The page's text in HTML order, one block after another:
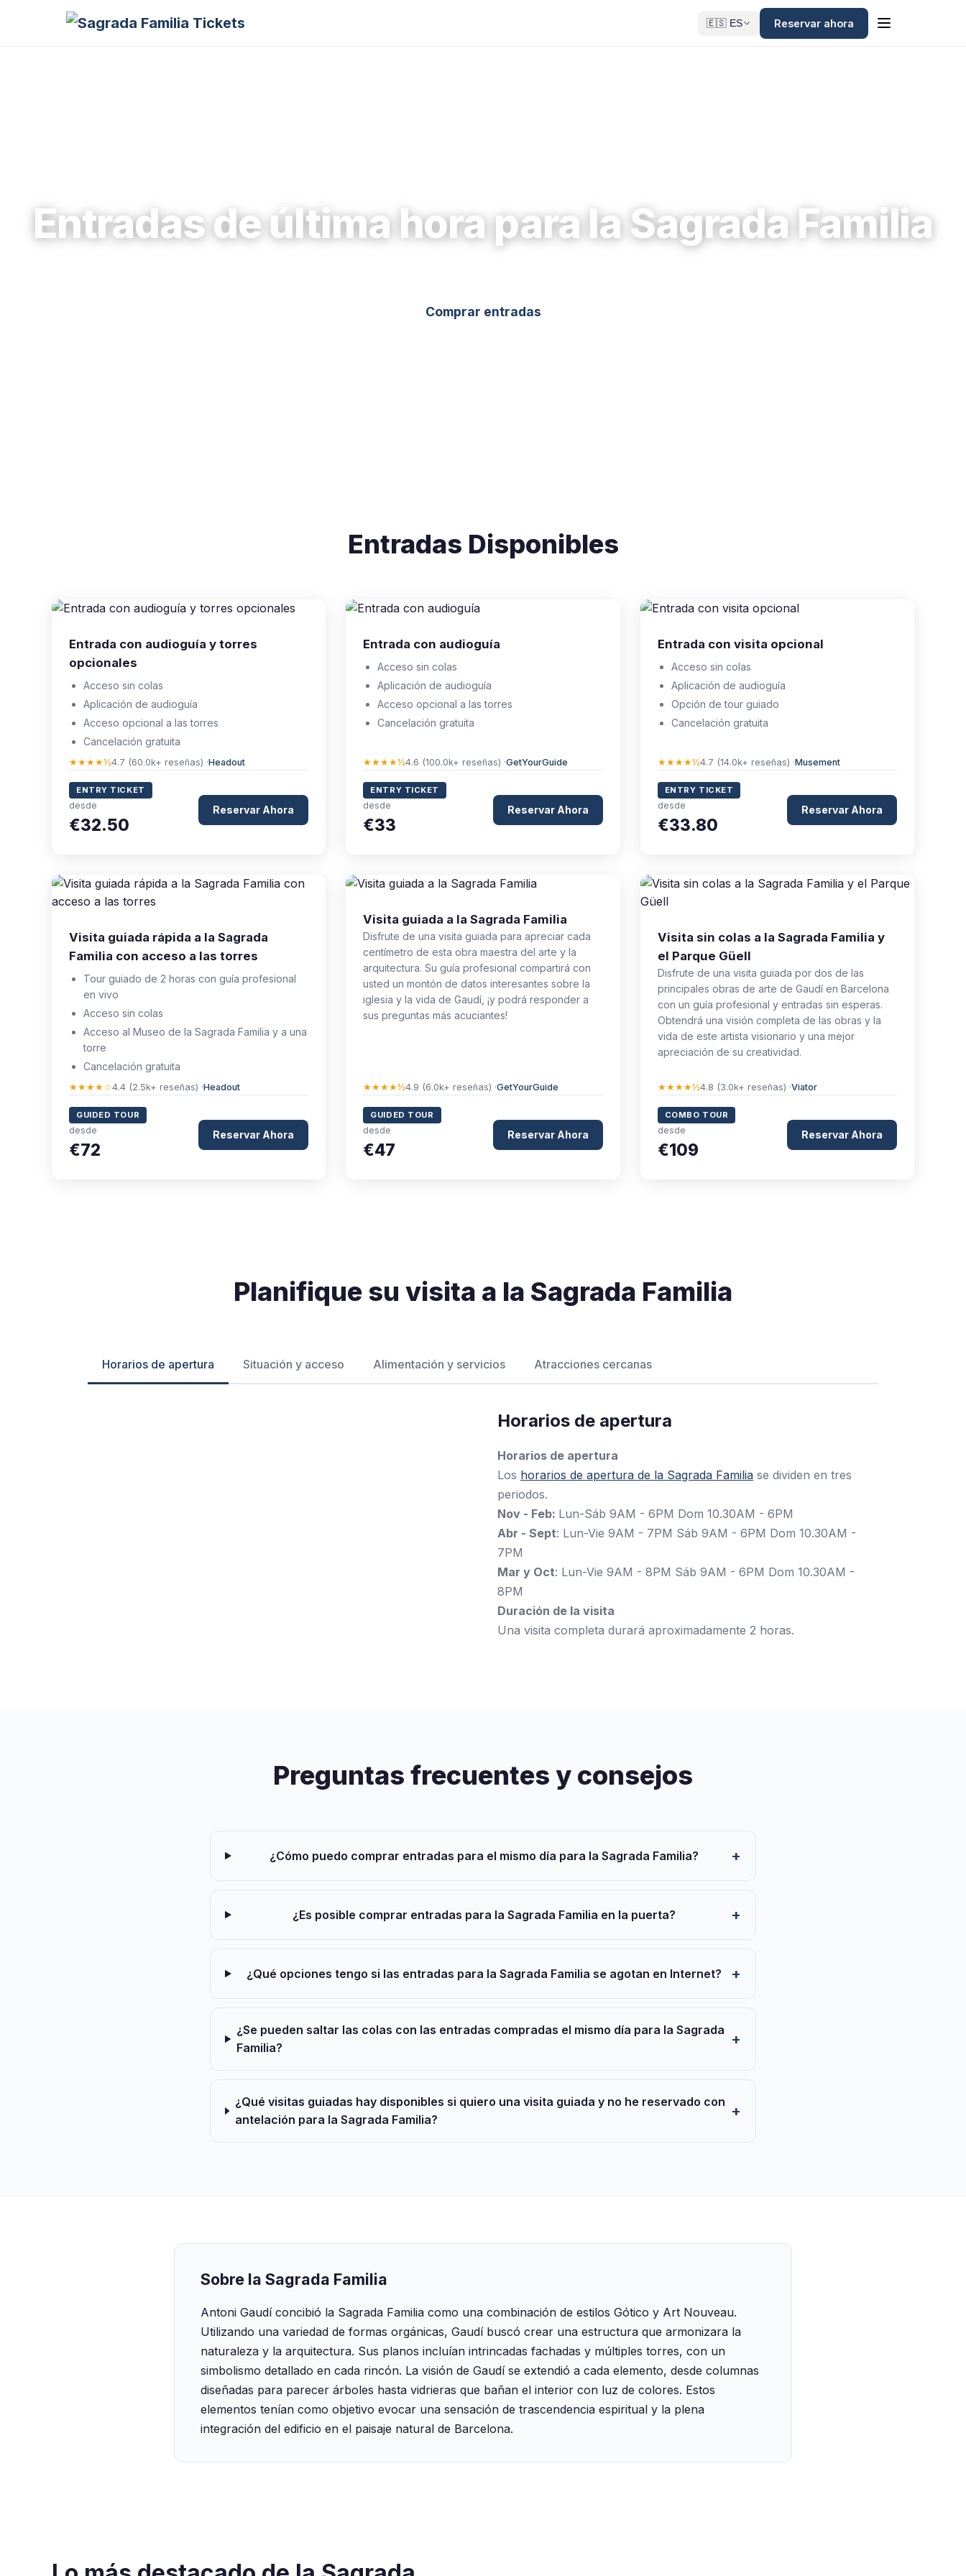
🇪🇸 ES Reservar ahora
Entradas de última hora para la Sagrada Familia
Comprar entradas
Entradas Disponibles
Entrada con audioguía y torres
opcionales
Acceso sin colas
Aplicación de audioguía
Acceso opcional a las torres
Cancelación gratuita
★★★★½4.7 (60.0k+ reseñas) ·Headout
ENTRY TICKET
desde
€32.50
Reservar Ahora
Entrada con audioguía
Acceso sin colas
Aplicación de audioguía
Acceso opcional a las torres
Cancelación gratuita
★★★★½4.6 (100.0k+ reseñas) ·GetYourGuide
ENTRY TICKET
desde
€33
Reservar Ahora
Entrada con visita opcional
Acceso sin colas
Aplicación de audioguía
Opción de tour guiado
Cancelación gratuita
★★★★½4.7 (14.0k+ reseñas) ·Musement
ENTRY TICKET
desde
€33.80
Reservar Ahora
Visita guiada rápida a la Sagrada
Familia con acceso a las torres
Tour guiado de 2 horas con guía profesional
en vivo
Acceso sin colas
Acceso al Museo de la Sagrada Familia y a una
torre
Cancelación gratuita
★★★★☆4.4 (2.5k+ reseñas) ·Headout
GUIDED TOUR
desde
€72
Reservar Ahora
Visita guiada a la Sagrada Familia
Disfrute de una visita guiada para apreciar cada
centímetro de esta obra maestra del arte y la
arquitectura. Su guía profesional compartirá con
usted un montón de datos interesantes sobre la
iglesia y la vida de Gaudí, ¡y podrá responder a
sus preguntas más acuciantes!
★★★★½4.9 (6.0k+ reseñas) ·GetYourGuide
GUIDED TOUR
desde
€47
Reservar Ahora
Visita sin colas a la Sagrada Familia y
el Parque Güell
Disfrute de una visita guiada por dos de las
principales obras de arte de Gaudí en Barcelona
con un guía profesional y entradas sin esperas.
Obtendrá una visión completa de las obras y la
vida de este artista visionario y una mejor
apreciación de su creatividad.
★★★★½4.8 (3.0k+ reseñas) ·Viator
COMBO TOUR
desde
€109
Reservar Ahora
Planifique su visita a la Sagrada Familia
Horarios de apertura Situación y acceso Alimentación y servicios Atracciones cercanas
Horarios de apertura
Horarios de apertura
Los horarios de apertura de la Sagrada Familia se dividen en tres
periodos.
Nov - Feb: Lun-Sáb 9AM - 6PM Dom 10.30AM - 6PM
Abr - Sept: Lun-Vie 9AM - 7PM Sáb 9AM - 6PM Dom 10.30AM -
7PM
Mar y Oct: Lun-Vie 9AM - 8PM Sáb 9AM - 6PM Dom 10.30AM -
8PM
Duración de la visita
Una visita completa durará aproximadamente 2 horas.
Preguntas frecuentes y consejos
¿Cómo puedo comprar entradas para el mismo día para la Sagrada Familia?
¿Es posible comprar entradas para la Sagrada Familia en la puerta?
¿Qué opciones tengo si las entradas para la Sagrada Familia se agotan en Internet?
¿Se pueden saltar las colas con las entradas compradas el mismo día para la Sagrada
Familia?
¿Qué visitas guiadas hay disponibles si quiero una visita guiada y no he reservado con
antelación para la Sagrada Familia?
Sobre la Sagrada Familia
Antoni Gaudí concibió la Sagrada Familia como una combinación de estilos Gótico y Art Nouveau.
Utilizando una variedad de formas orgánicas, Gaudí buscó crear una estructura que armonizara la
naturaleza y la arquitectura. Sus planos incluían intrincadas fachadas y múltiples torres, con un
simbolismo detallado en cada rincón. La visión de Gaudí se extendió a cada elemento, desde columnas
diseñadas para parecer árboles hasta vidrieras que bañan el interior con luz de colores. Estos
elementos tenían como objetivo evocar una sensación de trascendencia espiritual y la plena
integración del edificio en el paisaje natural de Barcelona.